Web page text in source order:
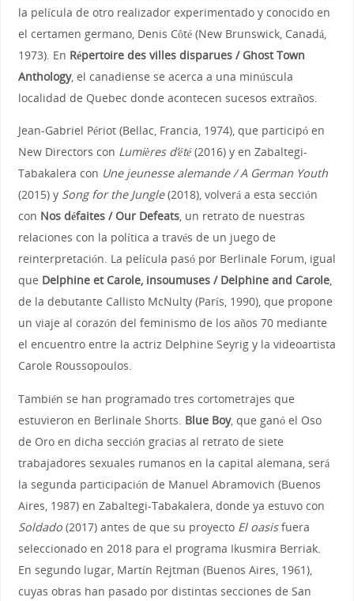
la película de otro realizador experimentado y conocido en
el certamen germano, Denis Côté (New Brunswick, Canadá,
1973). En Répertoire des villes disparues / Ghost Town
Anthology, el canadiense se acerca a una minúscula
localidad de Quebec donde acontecen sucesos extraños.
Jean-Gabriel Périot (Bellac, Francia, 1974), que participó en
New Directors con Lumières d’été(2016) y en Zabaltegi-
Tabakalera con Une jeunesse alemande / A German Youth
(2015) ySong for the Jungle(2018), volverá a esta sección
con Nos défaites / Our Defeats, un retrato de nuestras
relaciones con la política a través de un juego de
reinterpretación. La película pasó por Berlinale Forum, igual
que Delphine et Carole, insoumuses / Delphine and Carole,
de la debutante Callisto McNulty (París, 1990), que propone
un viaje al corazón del feminismo de los años 70 mediante
el encuentro entre la actriz Delphine Seyrig y la videoartista
Carole Roussopoulos.
También se han programado tres cortometrajes que
estuvieron en Berlinale Shorts. Blue Boy, que ganó el Oso
de Oro en dicha sección gracias al retrato de siete
trabajadores sexuales rumanos en la capital alemana, será
la segunda participación de Manuel Abramovich (Buenos
Aires, 1987) en Zabaltegi-Tabakalera, donde ya estuvo con
Soldado(2017) antes de que su proyecto El oasisfuera
seleccionado en 2018 para el programa Ikusmira Berriak.
En segundo lugar, Martín Rejtman (Buenos Aires, 1961),
cuyas obras han pasado por distintas secciones de San